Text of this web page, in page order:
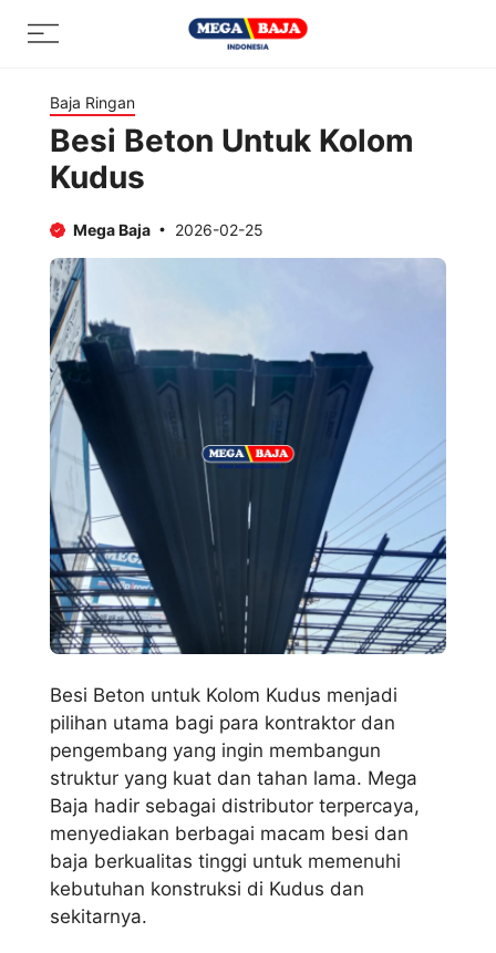
Menu
Baja Ringan
Besi Beton Untuk Kolom
Kudus
Mega Baja 2026-02-25
Besi Beton untuk Kolom Kudus menjadi
pilihan utama bagi para kontraktor dan
pengembang yang ingin membangun
struktur yang kuat dan tahan lama. Mega
Baja hadir sebagai distributor terpercaya,
menyediakan berbagai macam besi dan
baja berkualitas tinggi untuk memenuhi
kebutuhan konstruksi di Kudus dan
sekitarnya.